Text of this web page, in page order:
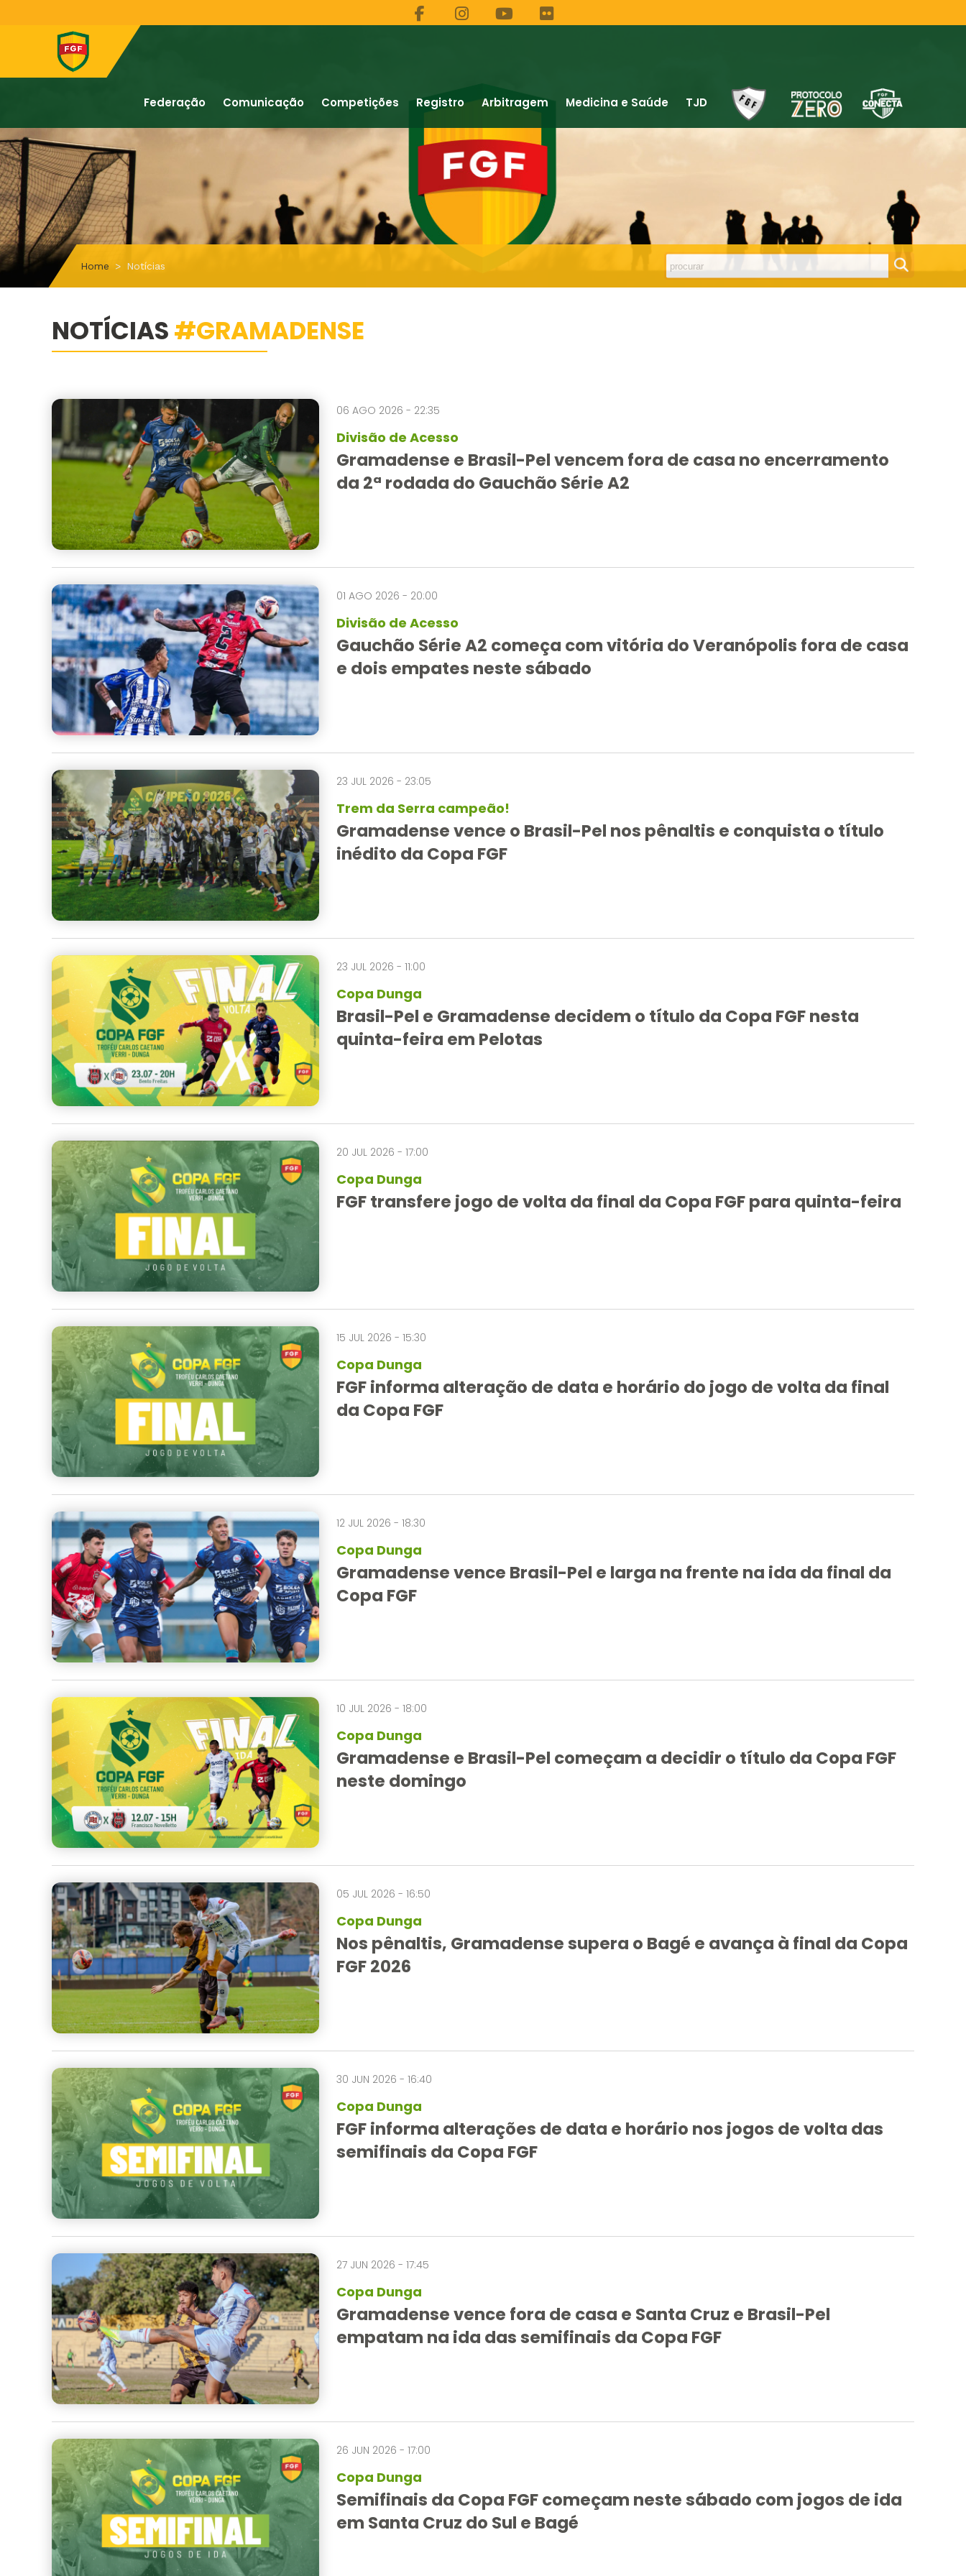
Federação Comunicação Competições Registro Arbitragem Medicina e Saúde TJD
Home Notícias
NOTÍCIAS#GRAMADENSE
06 AGO 2026 - 22:35
Divisão de Acesso
Gramadense e Brasil-Pel vencem fora de casa no encerramento
da 2ª rodada do Gauchão Série A2
01 AGO 2026 - 20:00
Divisão de Acesso
Gauchão Série A2 começa com vitória do Veranópolis fora de casa
e dois empates neste sábado
23 JUL 2026 - 23:05
Trem da Serra campeão!
Gramadense vence o Brasil-Pel nos pênaltis e conquista o título
inédito da Copa FGF
23 JUL 2026 - 11:00
Copa Dunga
Brasil-Pel e Gramadense decidem o título da Copa FGF nesta
quinta-feira em Pelotas
20 JUL 2026 - 17:00
Copa Dunga
FGF transfere jogo de volta da final da Copa FGF para quinta-feira
15 JUL 2026 - 15:30
Copa Dunga
FGF informa alteração de data e horário do jogo de volta da final
da Copa FGF
12 JUL 2026 - 18:30
Copa Dunga
Gramadense vence Brasil-Pel e larga na frente na ida da final da
Copa FGF
10 JUL 2026 - 18:00
Copa Dunga
Gramadense e Brasil-Pel começam a decidir o título da Copa FGF
neste domingo
05 JUL 2026 - 16:50
Copa Dunga
Nos pênaltis, Gramadense supera o Bagé e avança à final da Copa
FGF 2026
30 JUN 2026 - 16:40
Copa Dunga
FGF informa alterações de data e horário nos jogos de volta das
semifinais da Copa FGF
27 JUN 2026 - 17:45
Copa Dunga
Gramadense vence fora de casa e Santa Cruz e Brasil-Pel
empatam na ida das semifinais da Copa FGF
26 JUN 2026 - 17:00
Copa Dunga
Semifinais da Copa FGF começam neste sábado com jogos de ida
em Santa Cruz do Sul e Bagé